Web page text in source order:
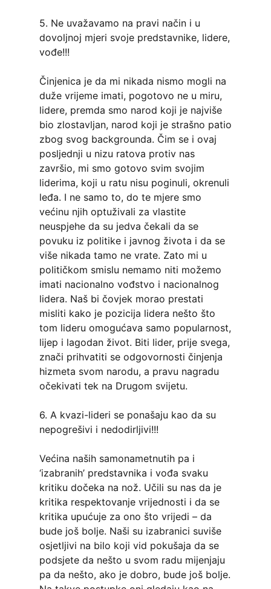
5. Ne uvažavamo na pravi način i u
dovoljnoj mjeri svoje predstavnike, lidere,
vođe!!!
Činjenica je da mi nikada nismo mogli na
duže vrijeme imati, pogotovo ne u miru,
lidere, premda smo narod koji je najviše
bio zlostavljan, narod koji je strašno patio
zbog svog backgrounda. Čim se i ovaj
posljednji u nizu ratova protiv nas
završio, mi smo gotovo svim svojim
liderima, koji u ratu nisu poginuli, okrenuli
leđa. I ne samo to, do te mjere smo
većinu njih optuživali za vlastite
neuspjehe da su jedva čekali da se
povuku iz politike i javnog života i da se
više nikada tamo ne vrate. Zato mi u
političkom smislu nemamo niti možemo
imati nacionalno vođstvo i nacionalnog
lidera. Naš bi čovjek morao prestati
misliti kako je pozicija lidera nešto što
tom lideru omogućava samo popularnost,
lijep i lagodan život. Biti lider, prije svega,
znači prihvatiti se odgovornosti činjenja
hizmeta svom narodu, a pravu nagradu
očekivati tek na Drugom svijetu.
6. A kvazi-lideri se ponašaju kao da su
nepogrešivi i nedodirljivi!!!
Većina naših samonametnutih pa i
‘izabranih’ predstavnika i vođa svaku
kritiku dočeka na nož. Učili su nas da je
kritika respektovanje vrijednosti i da se
kritika upućuje za ono što vrijedi – da
bude još bolje. Naši su izabranici suviše
osjetljivi na bilo koji vid pokušaja da se
podsjete da nešto u svom radu mijenjaju
pa da nešto, ako je dobro, bude još bolje.